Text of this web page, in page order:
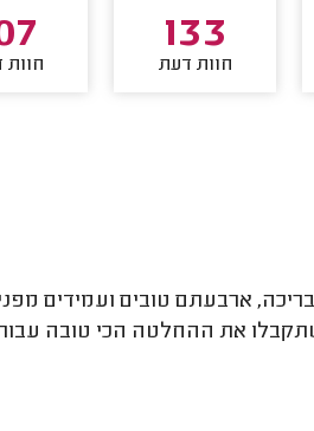
133
חוות דעת חוות
ארבעתם טובים ועמידים
את ההחלטה הכי טובה